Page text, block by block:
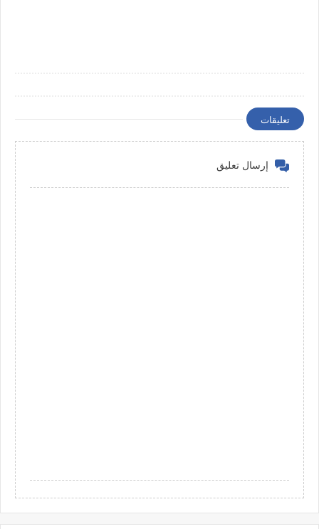
تعليقات
إرسال تعليق